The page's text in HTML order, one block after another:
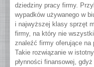
dziedziny pracy firmy.
wypadków używanego w
i najwyższej klasy sprzęt
firmy, na który nie
znaleźć firmy oferujące na
Takie rozwiązanie w
płynności finansowej,